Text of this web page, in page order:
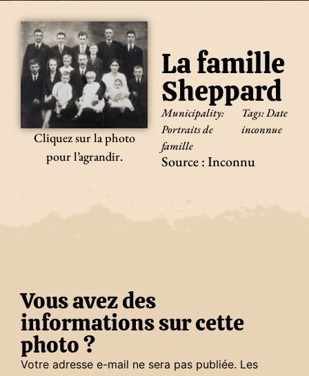
Cliquez sur la photo
pour l’agrandir.
La famille
Sheppard
Municipality:
Portraits de
famille
Tags:Date
inconnue
Source : Inconnu
Vous avez des
informations sur cette
photo ?
Votre adresse e-mail ne sera pas publiée. Les